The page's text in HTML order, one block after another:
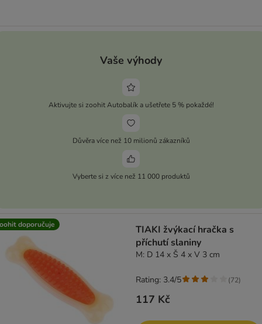
Vaše výhody
Aktivujte si zoohit Autobalík a ušetřete 5 % pokaždé!
Důvěra více než 10 milionů zákazníků
Vyberte si z více než 11 000 produktů
doporučuje
TIAKI žvýkací hračka s
příchutí slaniny
M: D 14 x Š 4 x V 3 cm
117 Kč
Rating: 3.4/5 (72)